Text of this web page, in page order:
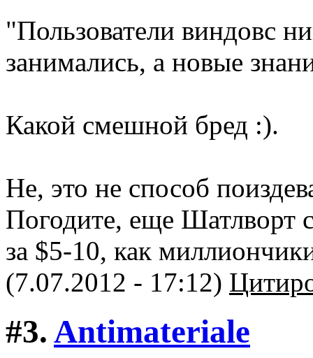
"Пользователи виндовс
занимались, а новые
Какой смешной бред :).
Не, это не способ
Погодите, еще Шатлворт
за $5-10, как
(7.07.2012 - 17:12)
#3. Antimateriale